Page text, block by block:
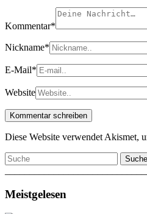
Kommentar*
Nickname*
E-Mail*
Website
Diese Website verwendet Akismet,
Suche
Meistgelesen